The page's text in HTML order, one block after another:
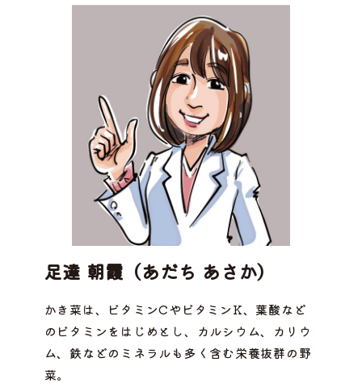
足達 朝霞（あだち あさか）
かき菜は、ビタミンCやビタミンK、葉酸など
のビタミンをはじめとし、カルシウム、カリウ
ム、鉄などのミネラルも多く含む栄養抜群の野
菜。